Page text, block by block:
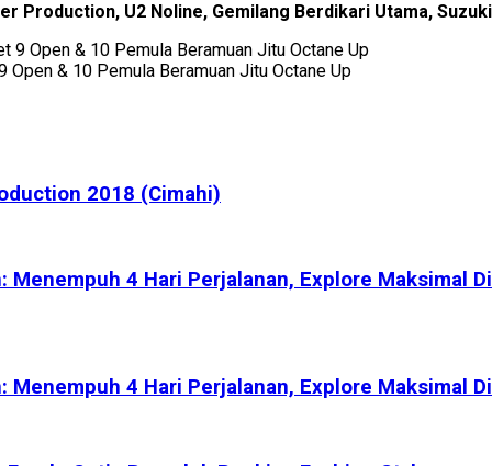
U2 Noline, Gemilang Berdikari Utama, Suzuki,
& 10 Pemula Beramuan Jitu Octane Up
2018 (Cimahi)
4 Hari Perjalanan, Explore Maksimal
4 Hari Perjalanan, Explore Maksimal